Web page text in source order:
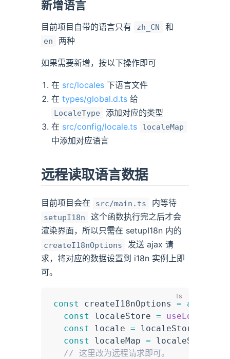
新增语言
目前项目自带的语言只有 zh_CN 和
en 两种
如果需要新增，按以下操作即可
在 src/locales 下语言文件
在 types/global.d.ts 给
LocaleType
添加对应的类型
在 src/config/locale.ts localeMap
中添加对应语言
远程读取语言数据
目前项目会在 src/main.ts 内等待
setupI18n
这个函数执行完之后才会
渲染界面，所以只需在 setupI18n 内的
createI18nOptions
发送 ajax 请
求，将对应的数据设置到 i18n 实例上即
可。
const createI18nOptions = async
const
localeStore =
const
locale = localeStore
const
localeMap = localeStore
// 这里改为远程请求即可。